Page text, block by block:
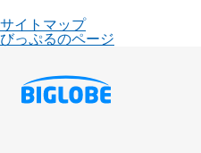
サイトマップ
びっぷるのページ